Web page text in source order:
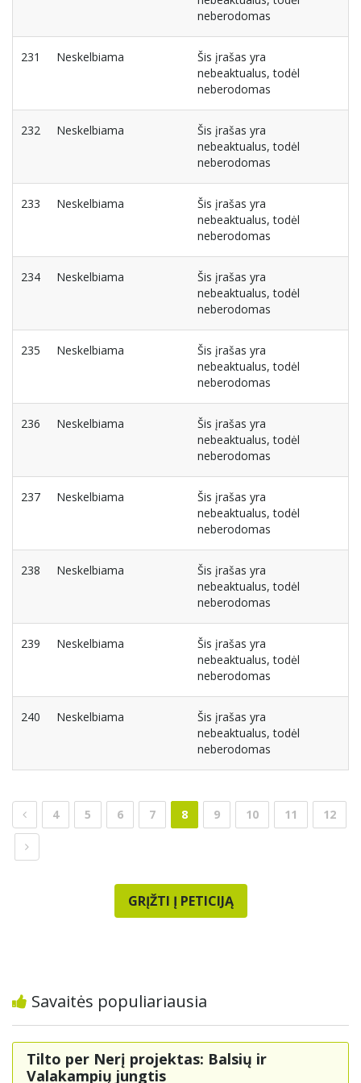
neberodomas
231 Neskelbiama
Šis įrašas yra
nebeaktualus, todėl
neberodomas
232 Neskelbiama
Šis įrašas yra
nebeaktualus, todėl
neberodomas
233 Neskelbiama
Šis įrašas yra
nebeaktualus, todėl
neberodomas
234 Neskelbiama
Šis įrašas yra
nebeaktualus, todėl
neberodomas
235 Neskelbiama
Šis įrašas yra
nebeaktualus, todėl
neberodomas
236 Neskelbiama
Šis įrašas yra
nebeaktualus, todėl
neberodomas
237 Neskelbiama
Šis įrašas yra
nebeaktualus, todėl
neberodomas
238 Neskelbiama
Šis įrašas yra
nebeaktualus, todėl
neberodomas
239 Neskelbiama
Šis įrašas yra
nebeaktualus, todėl
neberodomas
240 Neskelbiama
Šis įrašas yra
nebeaktualus, todėl
neberodomas
4 5 6 7 8 9 10 11 12
GRĮŽTI Į PETICIJĄ
Savaitės populiariausia
Tilto per Nerį projektas: Balsių ir
Valakampių jungtis